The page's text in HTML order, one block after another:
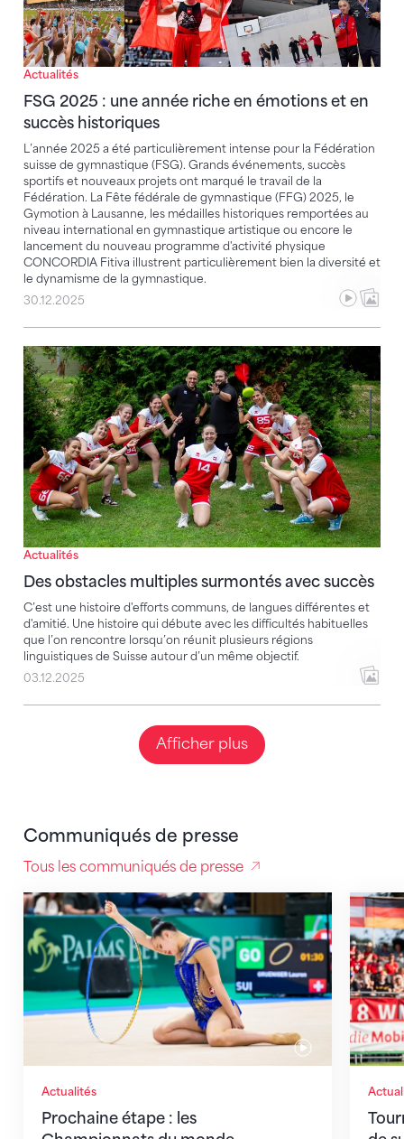
Actualités
FSG 2025 : une année riche en émotions et en
succès historiques
L’année 2025 a été particulièrement intense pour la Fédération
suisse de gymnastique (FSG). Grands événements, succès
sportifs et nouveaux projets ont marqué le travail de la
Fédération. La Fête fédérale de gymnastique (FFG) 2025, le
Gymotion à Lausanne, les médailles historiques remportées au
niveau international en gymnastique artistique ou encore le
lancement du nouveau programme d'activité physique
CONCORDIA Fitiva illustrent particulièrement bien la diversité et
le dynamisme de la gymnastique.
30.12.2025
Actualités
Des obstacles multiples surmontés avec succès
C’est une histoire d'efforts communs, de langues différentes et
d'amitié. Une histoire qui débute avec les difficultés habituelles
que l’on rencontre lorsqu’on réunit plusieurs régions
linguistiques de Suisse autour d’un même objectif.
Des obstacles multiples surmontés avec succès
03.12.2025
Afficher plus
Communiqués de presse
Tous les communiqués de presse
Actualités
Prochaine étape : les
Prochaine étape : les Championnats du monde